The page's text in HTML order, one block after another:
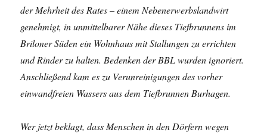
der Mehrheit des Rates – einem Nebenerwerbslandwirt
genehmigt, in unmittelbarer Nähe dieses Tiefbrunnens im
Briloner Süden ein Wohnhaus mit Stallungen zu errichten
und Rinder zu halten. Bedenken der BBL wurden ignoriert.
Anschließend kam es zu Verunreinigungen des vorher
einwandfreien Wassers aus dem Tiefbrunnen Burhagen.
Wer jetzt beklagt, dass Menschen in den Dörfern wegen